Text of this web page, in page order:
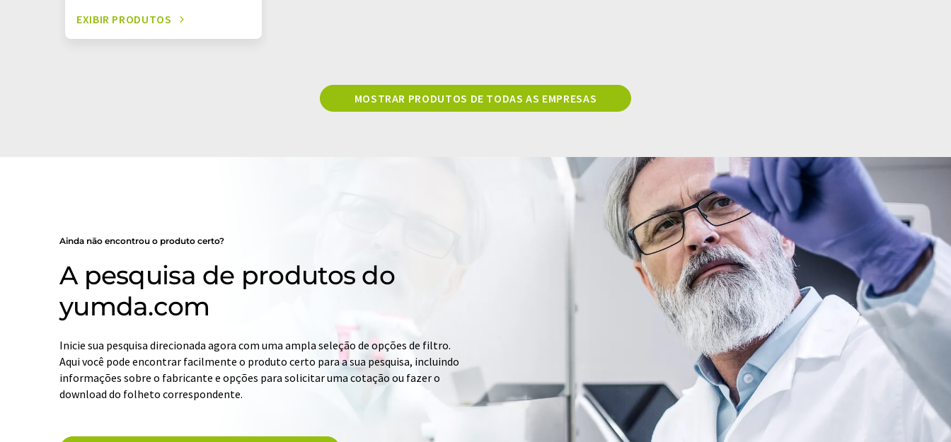
EXIBIR PRODUTOS
MOSTRAR PRODUTOS DE TODAS AS EMPRESAS
Ainda não encontrou o produto certo?
A pesquisa de produtos do
yumda.com
Inicie sua pesquisa direcionada agora com uma ampla seleção de opções de filtro.
Aqui você pode encontrar facilmente o produto certo para a sua pesquisa, incluindo
informações sobre o fabricante e opções para solicitar uma cotação ou fazer o
download do folheto correspondente.